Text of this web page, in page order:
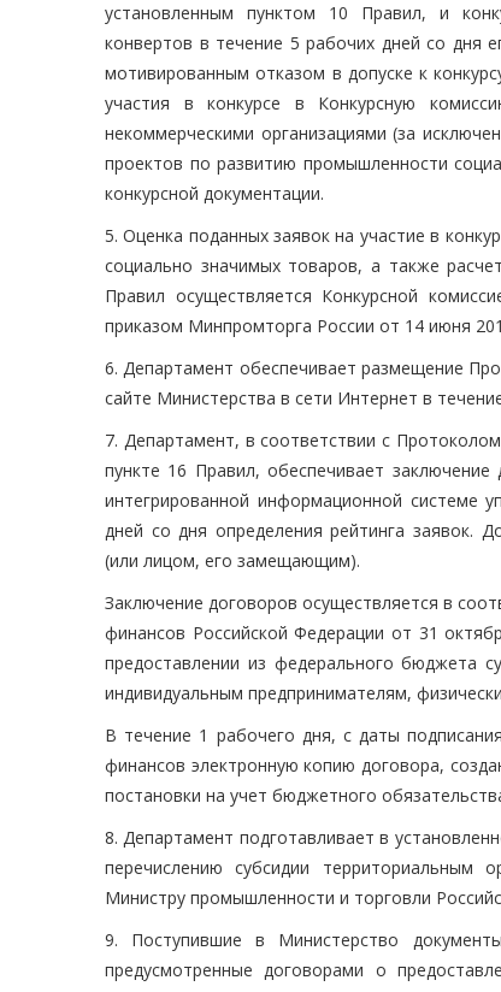
установленным пунктом 10 Правил, и
конвертов в течение 5 рабочих дней со дня
мотивированным отказом в допуске к
участия в конкурсе в Конкурсную
некоммерческими организациями (за
проектов по развитию промышленности
конкурсной документации.
5. Оценка поданных заявок на участие в
социально значимых товаров, а также
Правил осуществляется Конкурсной
приказом Минпромторга России от 14 июня
6. Департамент обеспечивает размещение
сайте Министерства в сети Интернет в
7. Департамент, в соответствии с
пункте 16 Правил, обеспечивает
интегрированной информационной системе
дней со дня определения рейтинга заявок.
(или лицом, его замещающим).
Заключение договоров осуществляется в
финансов Российской Федерации от 31
предоставлении из федерального бюджета
индивидуальным предпринимателям,
В течение 1 рабочего дня, с даты
финансов электронную копию договора,
постановки на учет бюджетного
8. Департамент подготавливает в
перечислению субсидии территориальным
Министру промышленности и торговли
9. Поступившие в Министерство
предусмотренные договорами о